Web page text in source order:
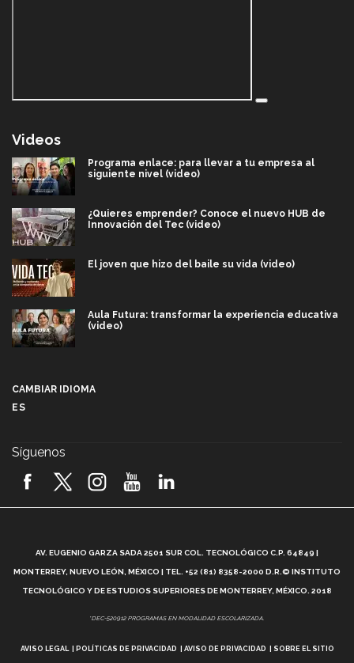
Videos
Programa enlace: para llevar a tu empresa al
siguiente nivel (video)
¿Quieres emprender? Conoce el nuevo HUB de
Innovación del Tec (video)
El joven que hizo del baile su vida (video)
Aula Futura: transformar la experiencia educativa
(video)
2026! (video)
¿Cómo es el Modelo Educativo Tec? (video)
Vida Tec: Feminismo e Inteligencia Artificial, Paola
CAMBIAR IDIOMA
ES
Síguenos
AV. EUGENIO GARZA SADA 2501 SUR COL. TECNOLÓGICO C.P. 64849 |
MONTERREY, NUEVO LEÓN, MÉXICO | TEL. +52 (81) 8358-2000 D.R.© INSTITUTO
TECNOLÓGICO Y DE ESTUDIOS SUPERIORES DE MONTERREY, MÉXICO. 2018
*DEC-520912 PROGRAMAS EN MODALIDAD ESCOLARIZADA.
AVISO LEGAL POLÍTICAS DE PRIVACIDAD AVISO DE PRIVACIDAD SOBRE EL SITIO